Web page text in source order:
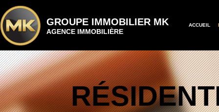
GROUPE IMMOBILIER MK
AGENCE IMMOBILIÈRE
ACCUEIL